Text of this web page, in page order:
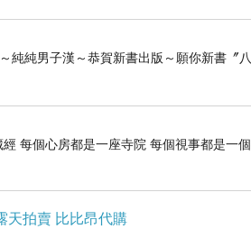
純純男子漢～恭賀新書出版～願你新書
每個心房都是一座寺院 每個視事都是一
天拍賣 比比昂代購